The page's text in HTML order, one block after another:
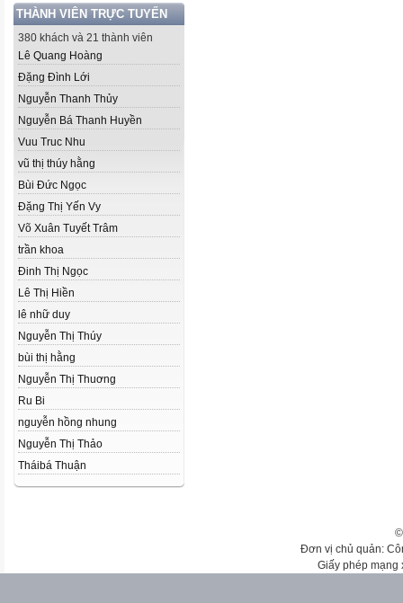
THÀNH VIÊN TRỰC TUYẾN
380 khách và 21 thành viên
Lê Quang Hoàng
Đặng Đình Lới
Nguyễn Thanh Thủy
Nguyễn Bá Thanh Huyền
Vuu Truc Nhu
vũ thị thúy hằng
Bùi Đức Ngọc
Đặng Thị Yến Vy
Võ Xuân Tuyết Trâm
trần khoa
Đinh Thị Ngọc
Lê Thị Hiền
lê nhữ duy
Nguyễn Thị Thúy
bùi thị hằng
Nguyễn Thị Thuơng
Ru Bi
nguyễn hồng nhung
Nguyễn Thị Thảo
Tháibá Thuận
Đơn vị chủ quản:
Giấy phép mạng